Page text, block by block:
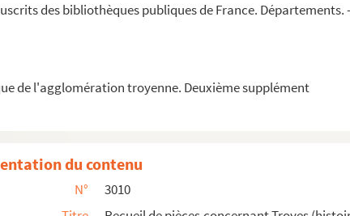
des bibliothèques publiques de France.
de l'agglomération troyenne. Deuxième supplément
de l'Aube
de rhétorique » recueillis par Pierre B...
Marcilly, dont
par Edouard de Barthélemy
du contenu
N°
3010